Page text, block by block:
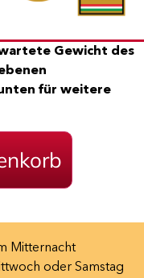
Gewicht des
für weitere
Mitternacht
oder Samstag